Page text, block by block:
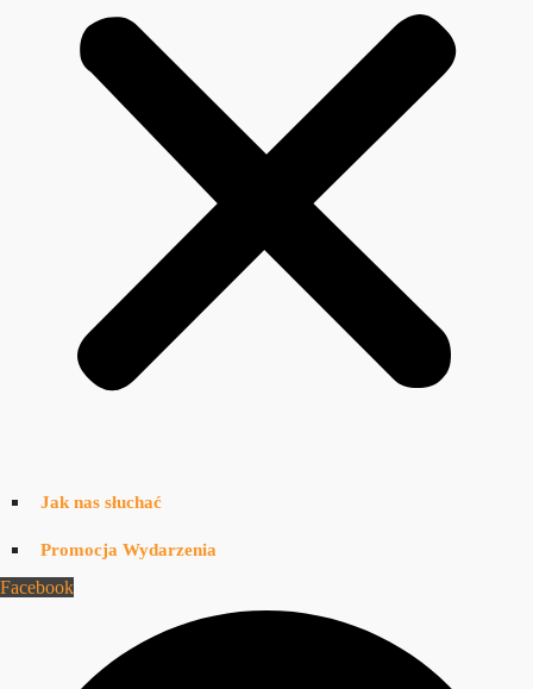
Jak nas słuchać
Promocja Wydarzenia
Facebook